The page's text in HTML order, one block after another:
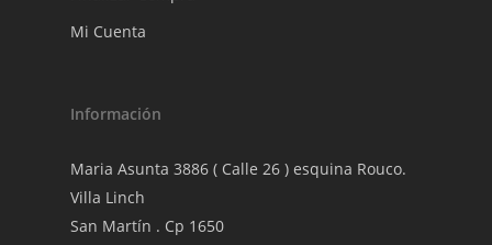
Mi Cuenta
Información
Maria Asunta 3886 ( Calle 26 ) esquina Rouco.
Villa Linch
San Martín . Cp 1650